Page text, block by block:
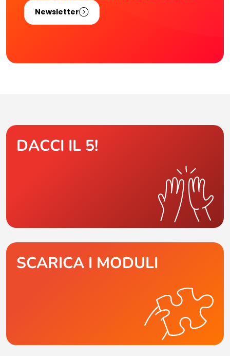
Newsletter
DACCI IL 5!
SCARICA I MODULI